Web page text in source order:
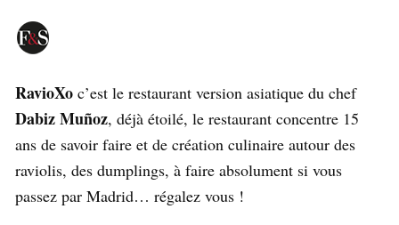
RavioXo c’est le restaurant version asiatique du chef
Dabiz Muñoz, déjà étoilé, le restaurant concentre 15
ans de savoir faire et de création culinaire autour des
raviolis, des dumplings, à faire absolument si vous
passez par Madrid… régalez vous !